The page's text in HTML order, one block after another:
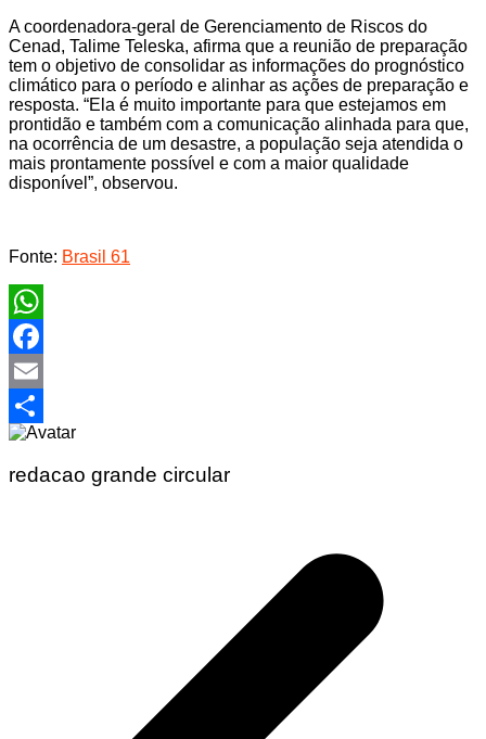
A coordenadora-geral de Gerenciamento de Riscos do
Cenad, Talime Teleska, afirma que a reunião de preparação
tem o objetivo de consolidar as informações do prognóstico
climático para o período e alinhar as ações de preparação e
resposta. “Ela é muito importante para que estejamos em
prontidão e também com a comunicação alinhada para que,
na ocorrência de um desastre, a população seja atendida o
mais prontamente possível e com a maior qualidade
disponível”, observou.
Fonte: Brasil 61
WhatsApp
Facebook
Email
Share
redacao grande circular